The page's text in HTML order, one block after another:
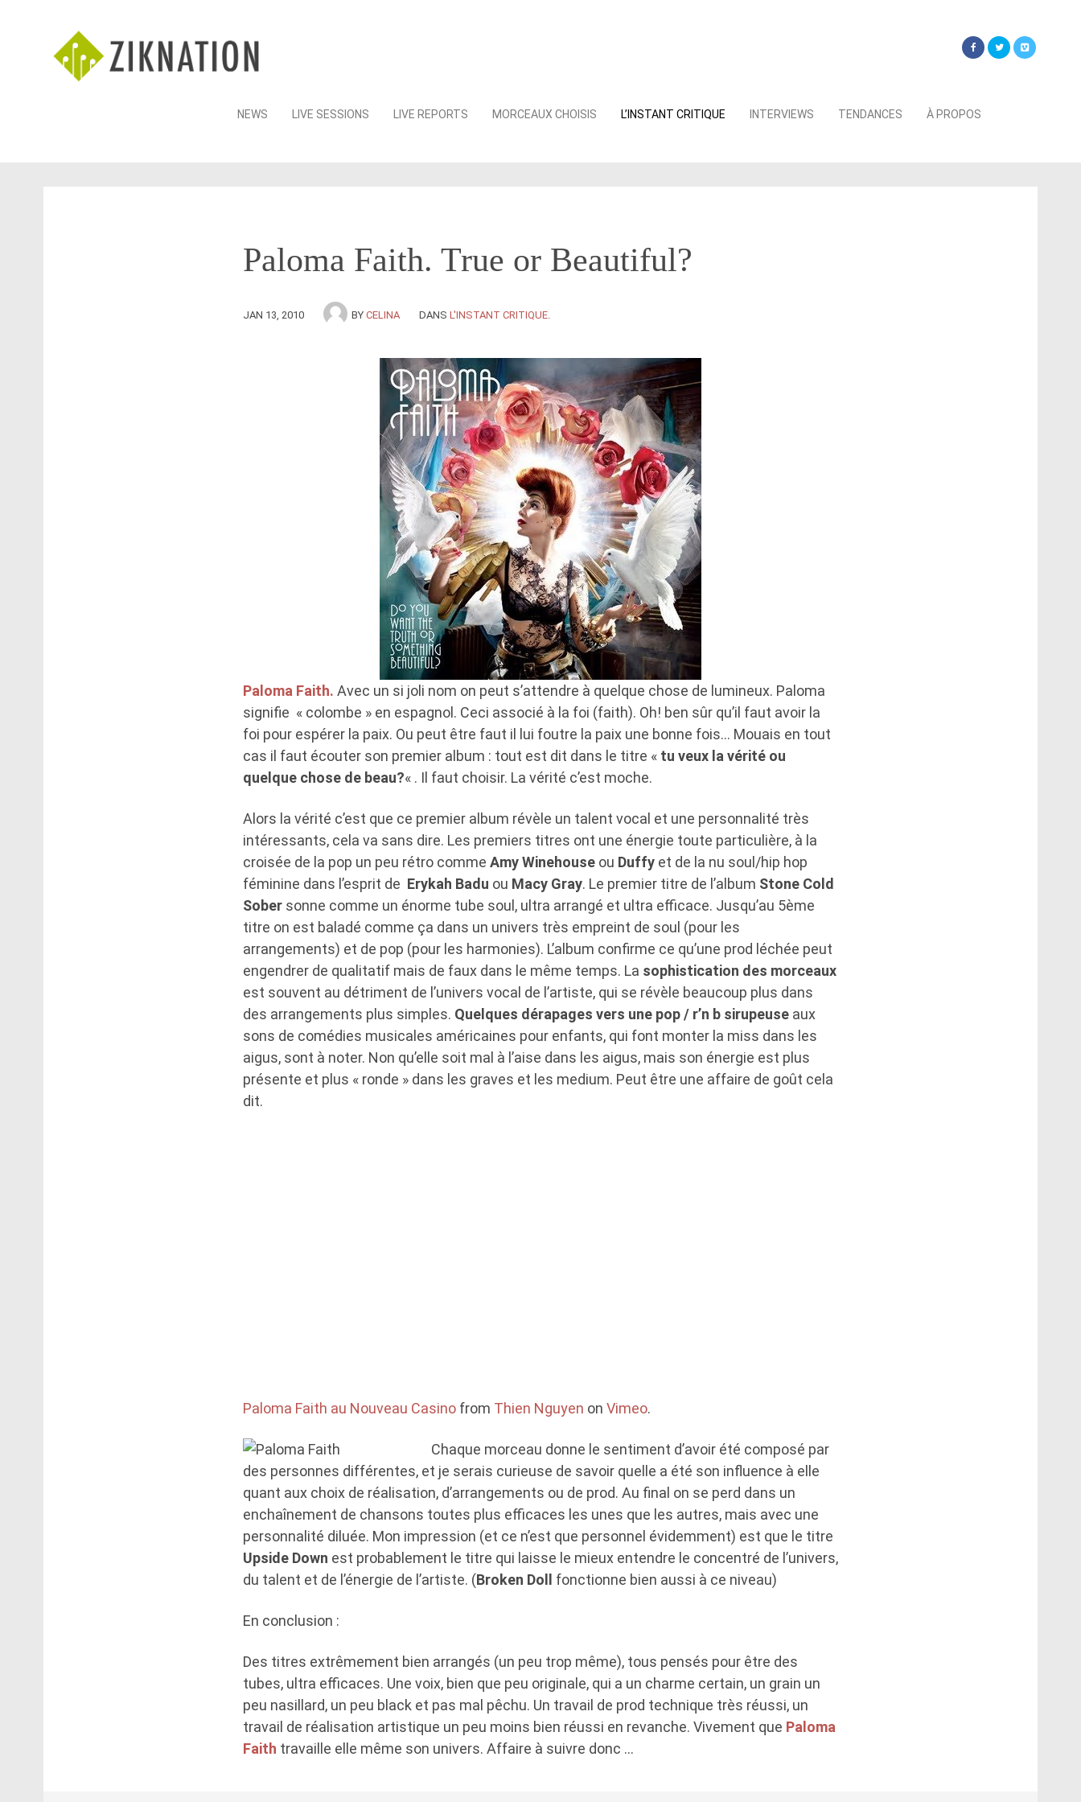
Skip
NEWS LIVE SESSIONS LIVE REPORTS MORCEAUX CHOISIS L’INSTANT CRITIQUE INTERVIEWS TENDANCES À PROPOS
Paloma Faith. True or Beautiful?
JAN 13, 2010 BY CELINA DANS L'INSTANT CRITIQUE
Paloma Faith. Avec un si joli nom on peut s’attendre à quelque chose de lumineux. Paloma
signifie « colombe » en espagnol. Ceci associé à la foi (faith). Oh! ben sûr qu’il faut avoir la
foi pour espérer la paix. Ou peut être faut il lui foutre la paix une bonne fois… Mouais en tout
cas il faut écouter son premier album : tout est dit dans le titre « tu veux la vérité ou
quelque chose de beau?« . Il faut choisir. La vérité c’est moche.
Alors la vérité c’est que ce premier album révèle un talent vocal et une personnalité très
intéressants, cela va sans dire. Les premiers titres ont une énergie toute particulière, à la
croisée de la pop un peu rétro comme Amy Winehouse ou Duffy et de la nu soul/hip hop
féminine dans l’esprit de Erykah Badu ou Macy Gray. Le premier titre de l’album Stone Cold
Sober sonne comme un énorme tube soul, ultra arrangé et ultra efficace. Jusqu’au 5ème
titre on est baladé comme ça dans un univers très empreint de soul (pour les
arrangements) et de pop (pour les harmonies). L’album confirme ce qu’une prod léchée peut
engendrer de qualitatif mais de faux dans le même temps. La sophistication des morceaux
est souvent au détriment de l’univers vocal de l’artiste, qui se révèle beaucoup plus dans
des arrangements plus simples. Quelques dérapages vers une pop / r’n b sirupeuse aux
sons de comédies musicales américaines pour enfants, qui font monter la miss dans les
aigus, sont à noter. Non qu’elle soit mal à l’aise dans les aigus, mais son énergie est plus
présente et plus « ronde » dans les graves et les medium. Peut être une affaire de goût cela
dit.
Paloma Faith au Nouveau Casino from Thien Nguyen on Vimeo.
Chaque morceau donne le sentiment d’avoir été composé par
des personnes différentes, et je serais curieuse de savoir quelle a été son influence à elle
quant aux choix de réalisation, d’arrangements ou de prod. Au final on se perd dans un
enchaînement de chansons toutes plus efficaces les unes que les autres, mais avec une
personnalité diluée. Mon impression (et ce n’est que personnel évidemment) est que le titre
Upside Down est probablement le titre qui laisse le mieux entendre le concentré de l’univers,
du talent et de l’énergie de l’artiste. (Broken Doll fonctionne bien aussi à ce niveau)
En conclusion :
Des titres extrêmement bien arrangés (un peu trop même), tous pensés pour être des
tubes, ultra efficaces. Une voix, bien que peu originale, qui a un charme certain, un grain un
peu nasillard, un peu black et pas mal pêchu. Un travail de prod technique très réussi, un
travail de réalisation artistique un peu moins bien réussi en revanche. Vivement que Paloma
Faith travaille elle même son univers. Affaire à suivre donc …